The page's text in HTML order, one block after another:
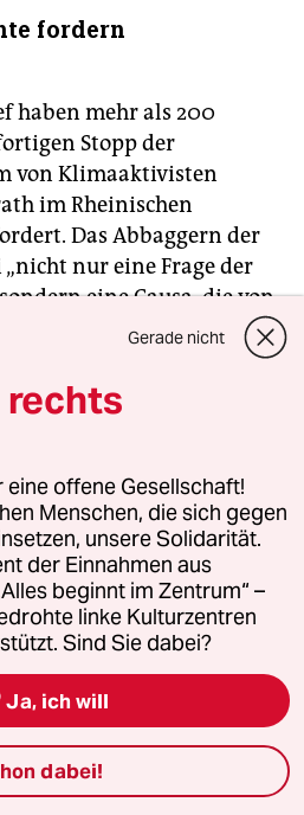
fordern
haben mehr als 200
Stopp der
von Klimaaktivisten
im Rheinischen
Das Abbaggern der
nur eine Frage der
eine Causa, die von
richtungsweisender
Der Spiegel
auf den Brief.
und Unterzeichnern
Katja
Pheline Roggan, die
und Robert Stadlober
Stiller, Deichkind
Pianist Igor Levit und die
Aktion von der
Berlin. Letzterer sagte dem
„dass durch unsere
Gerade nicht
rechts
offene Gesellschaft!
Menschen, die sich gegen
unsere Solidarität.
der Einnahmen aus
beginnt im Zentrum“ –
linke Kulturzentren
Sind Sie dabei?
Ja, ich will
dabei!